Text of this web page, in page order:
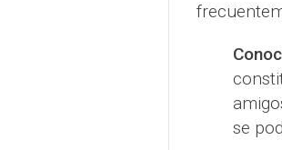
se